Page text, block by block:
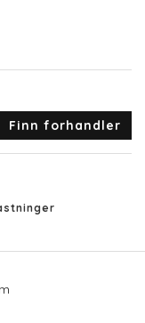
Finn forhandler